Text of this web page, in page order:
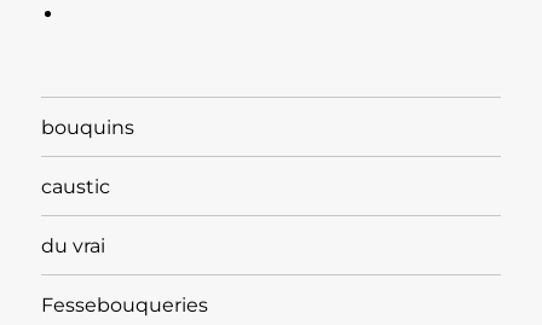
bouquins
caustic
du vrai
Fessebouqueries